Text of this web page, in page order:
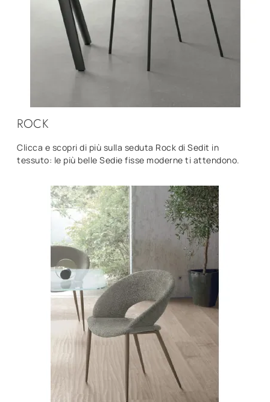
ROCK
Clicca e scopri di più sulla seduta Rock di Sedit in
tessuto: le più belle Sedie fisse moderne ti attendono.